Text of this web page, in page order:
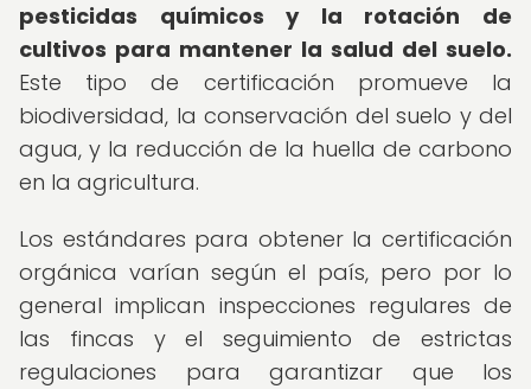
pesticidas químicos y la rotación de
cultivos para mantener la salud del suelo.
Este tipo de certificación promueve la
biodiversidad, la conservación del suelo y del
agua, y la reducción de la huella de carbono
en la agricultura.
Los estándares para obtener la certificación
orgánica varían según el país, pero por lo
general implican inspecciones regulares de
las fincas y el seguimiento de estrictas
regulaciones para garantizar que los